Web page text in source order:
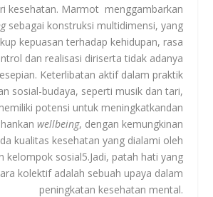
kesehatan. Marmot menggambarkan
sebagai konstruksi multidimensi, yang
kepuasan terhadap kehidupan, rasa
dan realisasi diriserta tidak adanya
Keterlibatan aktif dalam praktik
sosial-budaya, seperti musik dan tari,
potensi untuk meningkatkandan
wellbeing, dengan kemungkinan
kualitas kesehatan yang dialami oleh
kelompok sosial5.Jadi, patah hati yang
kolektif adalah sebuah upaya dalam
peningkatan kesehatan mental.